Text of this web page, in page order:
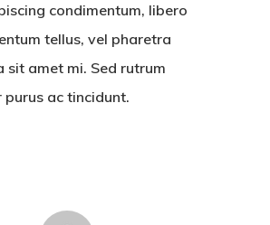
condimentum, libero
tellus, vel pharetra
sit amet mi. Sed rutrum
purus ac tincidunt.